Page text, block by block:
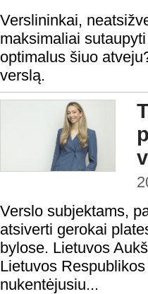
Verslininkai,
maksimaliai
optimalus šiuo
verslą.
Verslo subjektams,
atsiverti gerokai
bylose. Lietuvos
Lietuvos
nukentėjusiu...